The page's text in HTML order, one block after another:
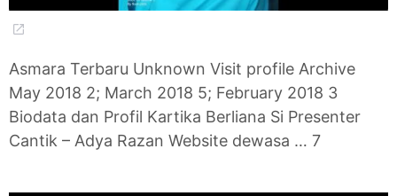
Asmara Terbaru Unknown Visit profile Archive
May 2018 2; March 2018 5; February 2018 3
Biodata dan Profil Kartika Berliana Si Presenter
Cantik – Adya Razan Website dewasa … 7